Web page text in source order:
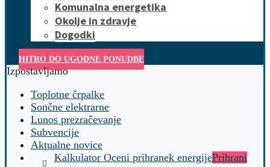
Komunalna energetika
Okolje in zdravje
Dogodki
HITRO DO UGODNE PONUDBE
Izpostavljamo
Toplotne črpalke
Sončne elektrarne
Lunos prezračevanje
Subvencije
Aktualne novice
Kalkulator Oceni prihranek energijePrihrani